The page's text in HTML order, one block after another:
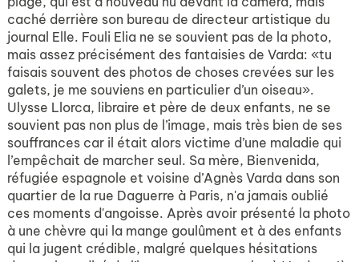
caché derrière son bureau de directeur artistique du
journal Elle. Fouli Elia ne se souvient pas de la photo,
mais assez précisément des fantaisies de Varda: «tu
faisais souvent des photos de choses crevées sur les
galets, je me souviens en particulier d’un oiseau».
Ulysse Llorca, libraire et père de deux enfants, ne se
souvient pas non plus de l’image, mais très bien de ses
souffrances car il était alors victime d’une maladie qui
l’empêchait de marcher seul. Sa mère, Bienvenida,
réfugiée espagnole et voisine d’Agnès Varda dans son
quartier de la rue Daguerre à Paris, n'a jamais oublié
ces moments d'angoisse. Après avoir présenté la photo
à une chèvre qui la mange goulûment et à des enfants
qui la jugent crédible, malgré quelques hésitations